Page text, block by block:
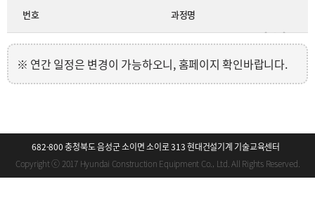
번호 과정명
연간 일정은 변경이 가능하오니, 홈페이지 확인바랍니다.
682-800 충청북도 음성군 소이면 소이로 313 현대건설기계 기술교육센터
Copyright ⓒ 2017 Hyundai Construction Equipment Co., Ltd. All Rights Reserved.